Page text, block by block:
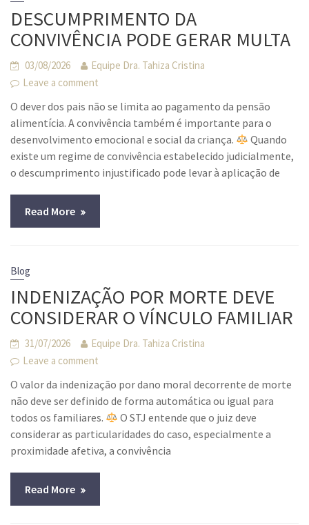
DESCUMPRIMENTO DA
CONVIVÊNCIA PODE GERAR MULTA
03/08/2026
Equipe Dra. Tahiza Cristina
Leave a comment
O dever dos pais não se limita ao pagamento da pensão
alimentícia. A convivência também é importante para o
desenvolvimento emocional e social da criança.
Quando
existe um regime de convivência estabelecido judicialmente,
o descumprimento injustificado pode levar à aplicação de
Read More
Blog
INDENIZAÇÃO POR MORTE DEVE
CONSIDERAR O VÍNCULO FAMILIAR
31/07/2026
Equipe Dra. Tahiza Cristina
Leave a comment
O valor da indenização por dano moral decorrente de morte
não deve ser definido de forma automática ou igual para
todos os familiares.
O STJ entende que o juiz deve
considerar as particularidades do caso, especialmente a
proximidade afetiva, a convivência
Read More